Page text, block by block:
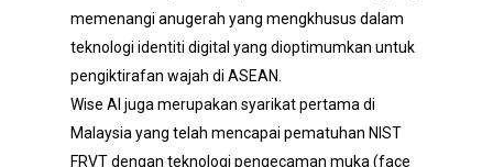
memenangi anugerah yang mengkhusus dalam
teknologi identiti digital yang dioptimumkan untuk
pengiktirafan wajah di ASEAN.
Wise AI juga merupakan syarikat pertama di
Malaysia yang telah mencapai pematuhan NIST
FRVT dengan teknologi pengecaman muka (face